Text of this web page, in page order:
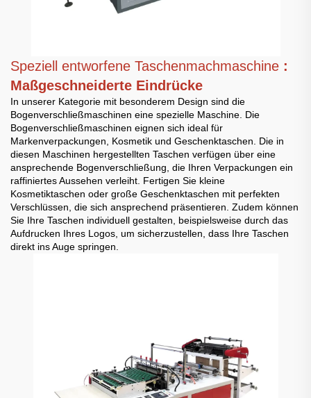
Speziell entworfene Taschenmachmaschine :
Maßgeschneiderte Eindrücke
In unserer Kategorie mit besonderem Design sind die
Bogenverschließmaschinen eine spezielle Maschine. Die
Bogenverschließmaschinen eignen sich ideal für
Markenverpackungen, Kosmetik und Geschenktaschen. Die in
diesen Maschinen hergestellten Taschen verfügen über eine
ansprechende Bogenverschließung, die Ihren Verpackungen ein
raffiniertes Aussehen verleiht. Fertigen Sie kleine
Kosmetiktaschen oder große Geschenktaschen mit perfekten
Verschlüssen, die sich ansprechend präsentieren. Zudem können
Sie Ihre Taschen individuell gestalten, beispielsweise durch das
Aufdrucken Ihres Logos, um sicherzustellen, dass Ihre Taschen
direkt ins Auge springen.